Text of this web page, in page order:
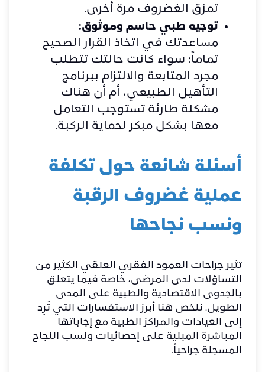
تمزق الغضروف مرة أخرى.
توجيه طبي حاسم وموثوق:
مساعدتك في اتخاذ القرار الصحيح
تماماً؛ سواء كانت حالتك تتطلب
مجرد المتابعة والالتزام ببرنامج
التأهيل الطبيعي، أم أن هناك
مشكلة طارئة تستوجب التعامل
معها بشكل مبكر لحماية الركبة.
أسئلة شائعة حول تكلفة
عملية غضروف الرقبة
ونسب نجاحها
​تثير جراحات العمود الفقري العنقي الكثير من
التساؤلات لدى المرضى، خاصة فيما يتعلق
بالجدوى الاقتصادية والطبية على المدى
الطويل. نلخص هنا أبرز الاستفسارات التي تَرِد
إلى العيادات والمراكز الطبية مع إجاباتها
المباشرة المبنية على إحصائيات ونسب النجاح
المسجلة جراحياً.